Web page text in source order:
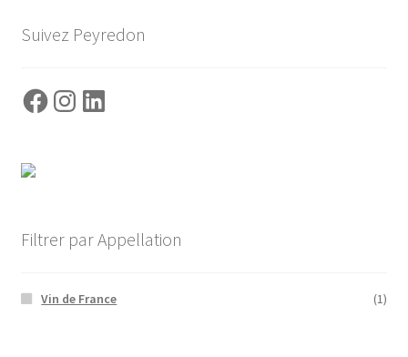
Suivez Peyredon
FacebookInstagram
LinkedIn
Filtrer par Appellation
Vin de France (1)